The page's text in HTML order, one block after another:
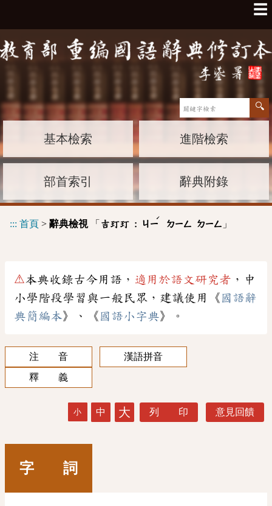
☰
基本檢索 進階檢索
部首索引 辭典附錄
::: 首頁 > 辭典檢視「 吉玎玎 : ㄐㄧ
ˊ
ㄉㄧㄥ ㄉㄧㄥ 」
⚠本典收錄古今用語， 適用於語文研究者 ，中
小學階段學習與一般民眾，建議使用《 國語辭
典簡編本》、《 國語小字典》。
注 音
漢語拼音
釋 義
小 中 大 列 印 意見回饋
字 詞